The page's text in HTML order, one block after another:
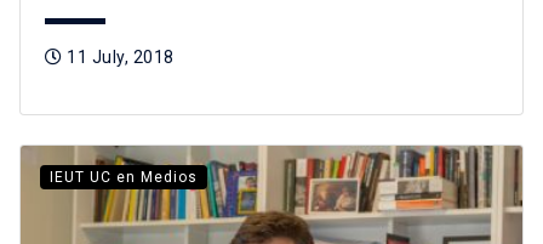
11 July, 2018
IEUT UC en Medios